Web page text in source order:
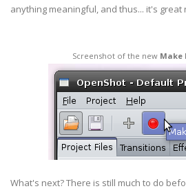
anything meaningful, and thus... it's great
Screenshot of the new Make
What's next? There is still much to do